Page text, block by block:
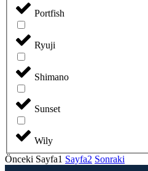
Portfish
Ryuji
Shimano
Sunset
Wily
Önceki Sayfa1 Sayfa2 Sonraki